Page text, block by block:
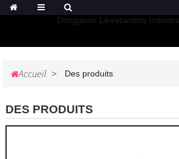
Dongguan Likeycasting
Accueil Des produits
DES PRODUITS